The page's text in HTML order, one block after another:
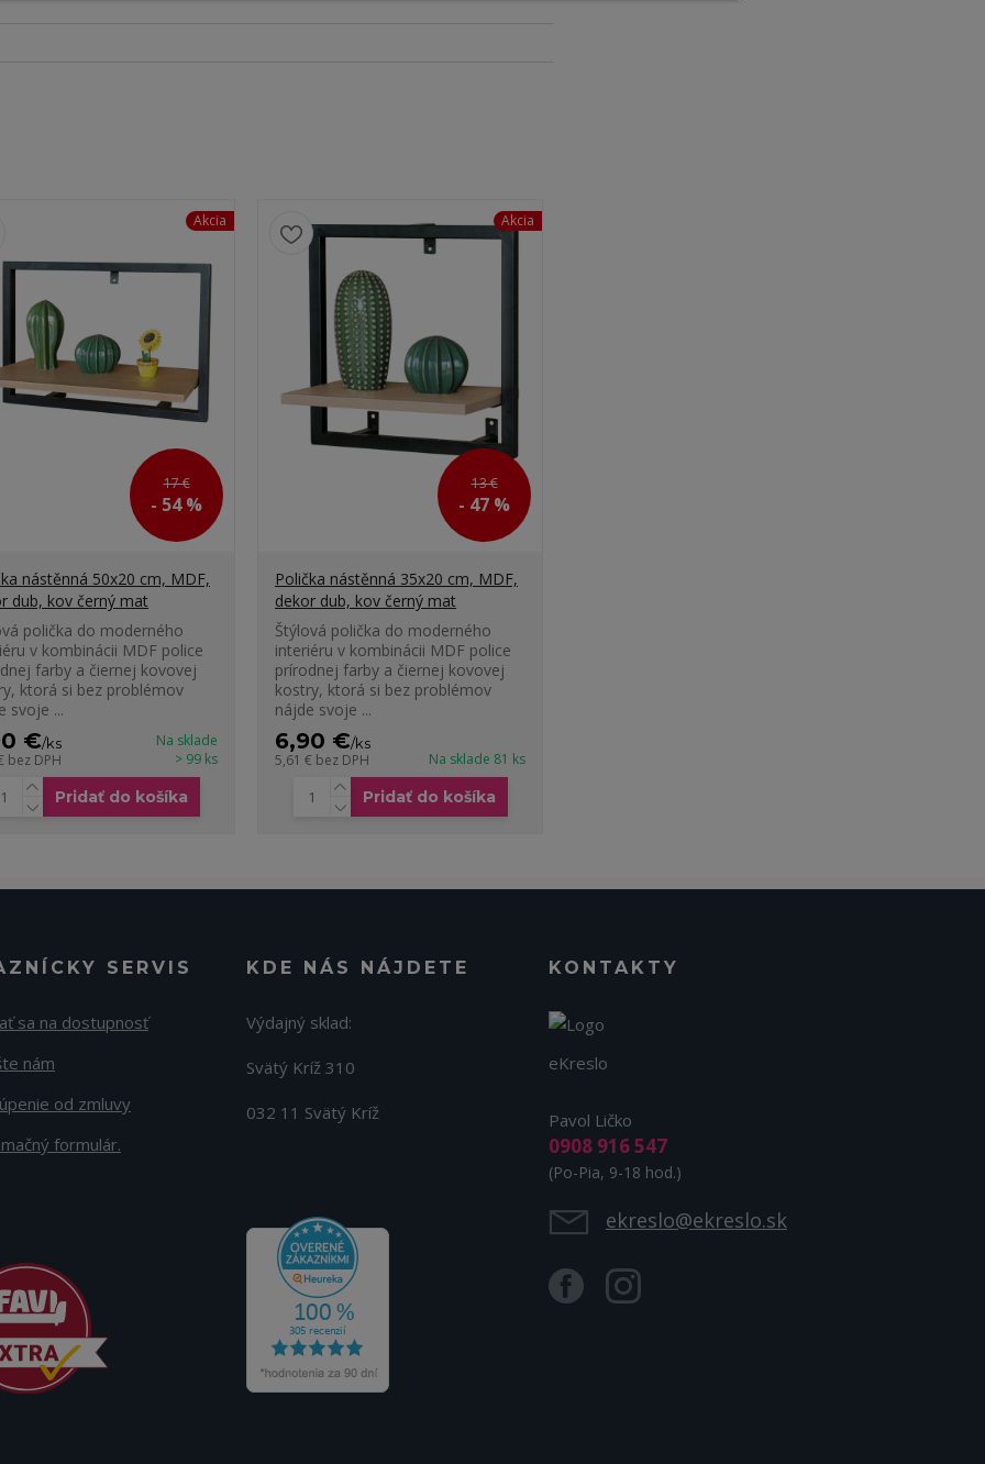
Akcia
17 €
- 54 %
nástěnná 50x20 cm, MDF,
dub, kov černý mat
polička do moderného
v kombinácii MDF police
farby a čiernej kovovej
ktorá si bez problémov
svoje ...
€/ks
bez DPH
Na sklade
> 99 ks
Pridať do košíka
Akcia
13 €
- 47 %
Polička nástěnná 35x20 cm, MDF,
dekor dub, kov černý mat
Štýlová polička do moderného
interiéru v kombinácii MDF police
prírodnej farby a čiernej kovovej
kostry, ktorá si bez problémov
nájde svoje ...
6,90 €/ks
5,61 € bez DPH Na sklade 81 ks
Pridať do košíka
SERVIS
sa na dostupnosť
nám
od zmluvy
formulár.
KDE NÁS NÁJDETE
Výdajný sklad:
Svätý Kríž 310
032 11 Svätý Kríž
KONTAKTY
eKreslo
Pavol Ličko
0908 916 547
(Po-Pia, 9-18 hod.)
ekreslo@ekreslo.sk